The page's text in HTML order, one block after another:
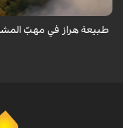
طبيعة هراز في مهبّ